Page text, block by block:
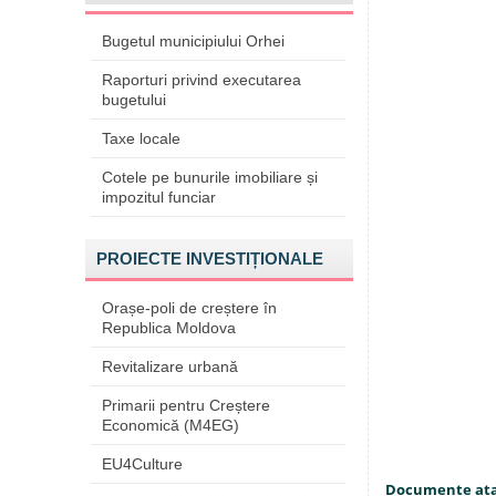
Bugetul municipiului Orhei
Raporturi privind executarea
bugetului
Taxe locale
Cotele pe bunurile imobiliare și
impozitul funciar
PROIECTE INVESTIȚIONALE
Orașe-poli de creștere în
Republica Moldova
Revitalizare urbană
Primarii pentru Creștere
Economică (M4EG)
EU4Culture
Documente